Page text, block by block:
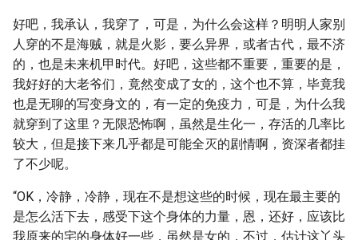
好吧，我承认，我穿了，可是，为什么会这样？明明人家别
人穿的不是海贼，就是火影，要么异界，或者古代，最不济
的，也是未来机甲时代。好吧，这些都不重要，重要的是，
我好好的大老爷们，竟然变成了女的，这个也不算，毕竟我
也是无聊的写变身文的，有一定的免疫力，可是，为什么我
就穿到了这里？无限恐怖啊，虽然是生化一，存活的几率比
较大，但是接下来几乎都是可能全灭的剧情啊，资深者都挂
了不少呢。
“OK，冷静，冷静，现在不是想这些的时候，现在最主要的
是怎么活下去，感受下这个身体的力量，恩，还好，应该比
我原来的宅的身体好一些，虽然是女的，不过，估计这丫头